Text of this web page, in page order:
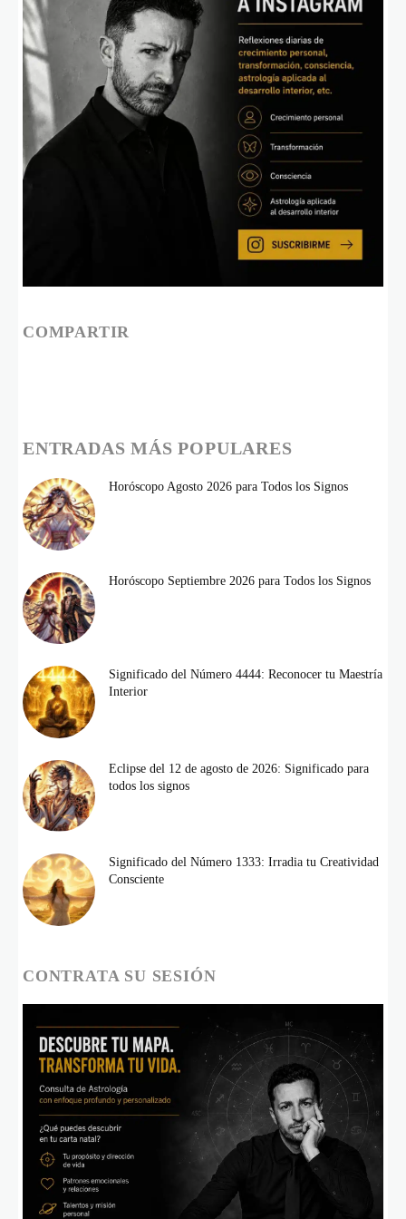
COMPARTIR
ENTRADAS MÁS POPULARES
Horóscopo Agosto 2026 para Todos los Signos
Horóscopo Septiembre 2026 para Todos los Signos
Significado del Número 4444: Reconocer tu Maestría
Interior
Eclipse del 12 de agosto de 2026: Significado para
todos los signos
Significado del Número 1333: Irradia tu Creatividad
Consciente
CONTRATA SU SESIÓN